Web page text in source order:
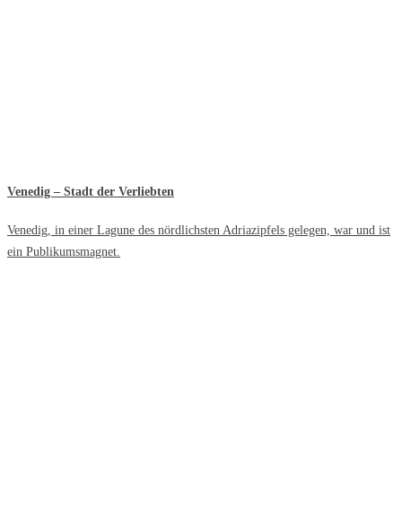
Venedig – Stadt der Verliebten
Venedig, in einer Lagune des nördlichsten Adriazipfels gelegen, war und ist
ein Publikumsmagnet.